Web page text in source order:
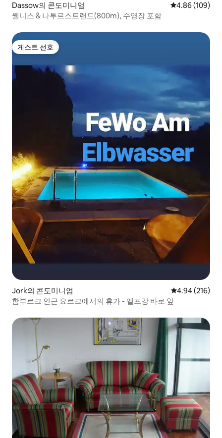
Dassow의 콘도미니엄 평점 4.86점(5
4.86 (109)
웰니스 & 나투르스트랜드(800m), 수영장 포함
게스트 선호
게스트 선호
Jork의 콘도미니엄 평점 4.94점(5
4.94 (216)
함부르크 인근 요르크에서의 휴가 - 엘프강 바로 앞